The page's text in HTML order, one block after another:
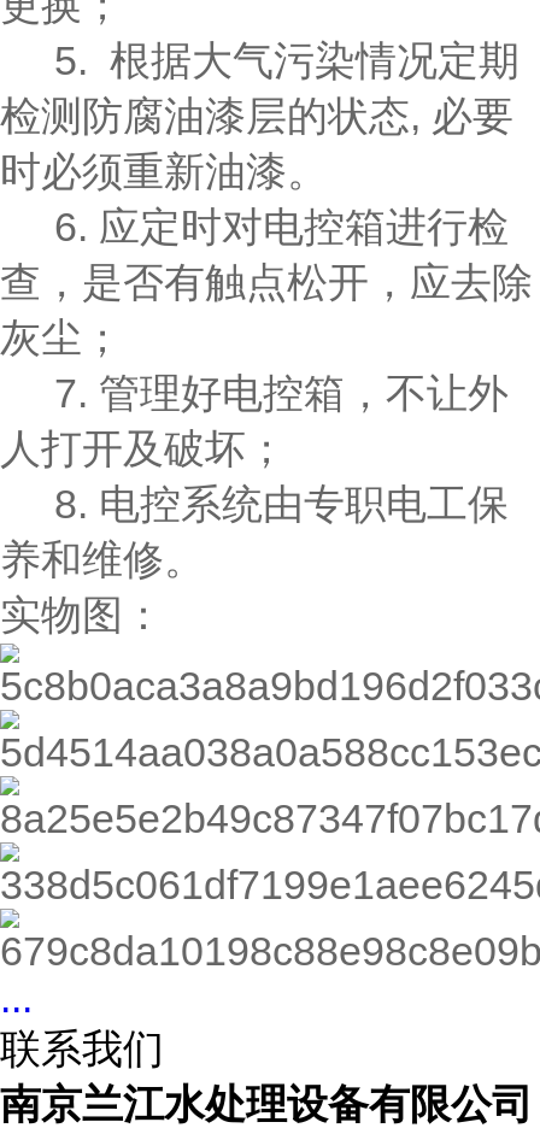
5. 根据大气污染情况定期
检测防腐油漆层的状态, 必要
时必须重新油漆。
6. 应定时对电控箱进行检
查，是否有触点松开，应去除
灰尘；
7. 管理好电控箱，不让外
人打开及破坏；
8. 电控系统由专职电工保
养和维修。
实物图：
...
联系我们
南京兰江水处理设备有限公司